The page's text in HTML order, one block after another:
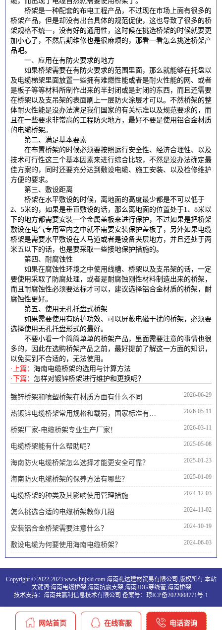
桥架是一种配套的布电工程产品，不过现在市场上面有很多的
桥架产品，但是却没有出台具体的规范促使，这也导致了很多的桥
架规格不统一，没有好的通用性，这时候在挑选桥架的时候就要更
加小心了，不然后期维修也是很麻烦的，那看一看怎么挑选桥架产
品吧。
一、应用在有防火要求的地方
如果桥架需要在有防火要求的范围里面，那么就能够在托盘以
及电缆梯架里面放置一些拥有难燃性能或者是耐火性能的网、或者
是板子等等材料所制作出来的半封闭或是封闭的东西，而且还需要
在桥架以及支吊架的表面刷上一层防火涂层才可以。不然桥架的整
体耐火性能是没办法满足我们国家的有关标准以及规范要求的，而
且在一些要求非常高的工程防火地方，最好不要是使用铝合金材质
的电缆桥架。
第二、满足基本要素
在布置桥架的时候必须要按照运行安全性、经济合理性、以及
技术可行性这三个基本因素来进行综合比较，不然是没办法确定最
佳方案的，同时还要充分达到敷设电缆、施工安装、以及检修维护
方便的要求。
第三、敷设距离
桥架在水平敷设的时候，离地面的高度最少都是不可以低于
2、5米的，如果是垂直敷设的话，那么离地面的位置处于1、8米以
下的地方都需要安装一个金属盖板来进行保护，不过如果是把桥架
敷设在电气专用室内之中就不需要安装保护盖板了，另外如果电缆
桥架是需要水平敷设在人马道或者是设备夹层地方，并且还处于两
米五以下的话，也是要采取一些接地保护措施的。
第四、耐腐蚀性
如果在腐蚀性环境之中使用线槽、桥架以及支吊架的话，一定
要使用采取了防腐处理，或者是耐腐蚀刚性材料制造出来的桥架，
而且耐腐蚀性必须要达标才可以，建议选择铝合金材质的桥架，耐
腐蚀性更好。
第五、使用无孔托盘式桥架
如果需要使用有防护功效、可以屏蔽电磁干扰的桥架，必须要
选择使用无孔托盘形式的最好。
不要小看一个简简单单的桥架产品，里面需要注意的事情也很
多的，因此在选购桥架产品之前，最好提前了解这一方面的知识，
以免买到不合适的，无法使用。
·上篇： 海南电缆桥架的选用与计算方法
·下篇： 怎样对镀锌桥架进行维护和更换呢？
镀锌桥架和喷塑桥架在材质方面有什么不同 2026-06-29
热镀锌电缆桥架常用规格和载荷，国家标准有哪些内容 2026-05-11
桥架厂家-电缆桥架专业生产厂家！ 2026-03-11
电缆桥架能有什么帮助呢？ 2025-05-08
海南防火电缆桥架怎么选择才能更安全可靠？ 2025-01-23
海南防火电缆桥架的保养方法有哪些？ 2025-01-09
电缆桥架的种类及其影响使用管理措施 2024-12-03
怎么挑选合适的电缆桥架教你几招 2024-11-02
安装铝合金桥架需要注意什么？ 2024-10-19
敷设电缆为何要使用海南电缆桥架？ 2024-06-03
Copyright © 2022-2023 www.hnjxld.com 海南礼达建材贸易有限公司 版权所有 本站
关键词:海南电缆桥架,海南抗震支架,海南JDG穿线管,海南桥架
技术支持： 海南共赢利信息技术有限公司 备案号： 琼ICP备2022008771号-1